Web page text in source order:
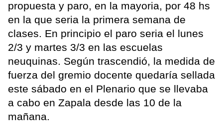
propuesta y paro, en la mayoria, por 48 hs
en la que seria la primera semana de
clases. En principio el paro seria el lunes
2/3 y martes 3/3 en las escuelas
neuquinas. Según trascendió, la medida de
fuerza del gremio docente quedaría sellada
este sábado en el Plenario que se llevaba
a cabo en Zapala desde las 10 de la
mañana.